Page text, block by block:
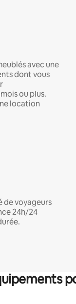
avec une
dont vous
ou plus.
location
de voyageurs
24h/24